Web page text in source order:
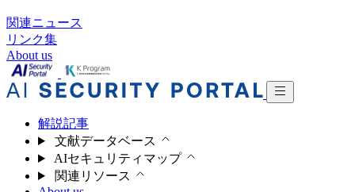
関連ニュース
リンク集
About us
解説記事
文献データベース
AIセキュリティマップ
関連リソース